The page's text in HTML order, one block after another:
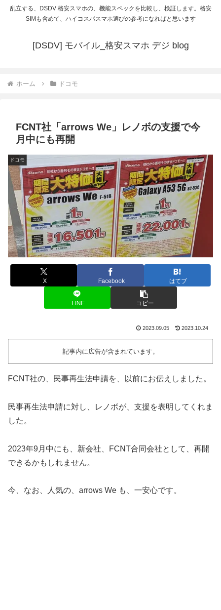
乱立する、DSDV 格安スマホの、機能スペックを比較し、検証します。格安
SIMも含めて、ハイコスパスマホ選びの参考になればと思います
[DSDV] モバイル_格安スマホ デジ blog
ホーム ドコモ
FCNT社「arrows We」レノボの支援で今
月中にも再開
ドコモ
X Facebook はてブ
LINE コピー
2023.09.05 2023.10.24
記事内に広告が含まれています。
FCNT社の、民事再生法申請を、以前にお伝えしました。
民事再生法申請に対し、レノボが、支援を表明してくれま
した。
2023年9月中にも、新会社、FCNT合同会社として、再開
できるかもしれません。
今、なお、人気の、arrows We も、一安心です。